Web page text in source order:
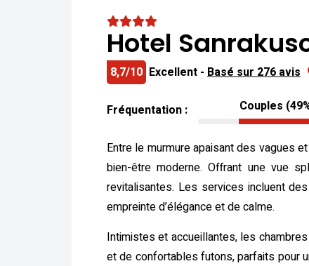
Hotel
8,7/10 Excellent - Basé sur 276 avis
Fréquentation : Couples
Entre le murmure apaisant des vagues
bien-être moderne. Offrant une vue
revitalisantes. Les services incluent
empreinte d’élégance et de calme.
Intimistes et accueillantes, les
et de confortables futons, parfaits pour